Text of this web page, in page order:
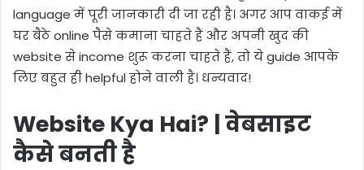
language में पूरी जानकारी दी जा रही है। अगर आप वाकई में
घर बैठे online पैसे कमाना चाहते हैं और अपनी खुद की
website से income शुरू करना चाहते हैं, तो ये guide आपके
लिए बहुत ही helpful होने वाली है। धन्यवाद!
Website Kya Hai? | वेबसाइट
कैसे बनती है